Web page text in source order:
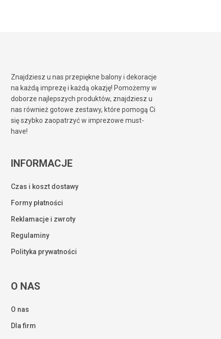
Znajdziesz u nas przepiękne balony i dekoracje
na każdą imprezę i każdą okazję! Pomożemy w
doborze najlepszych produktów, znajdziesz u
nas również gotowe zestawy, które pomogą Ci
się szybko zaopatrzyć w imprezowe must-
have!
INFORMACJE
Czas i koszt dostawy
Formy płatności
Reklamacje i zwroty
Regulaminy
Polityka prywatności
O NAS
O nas
Dla firm